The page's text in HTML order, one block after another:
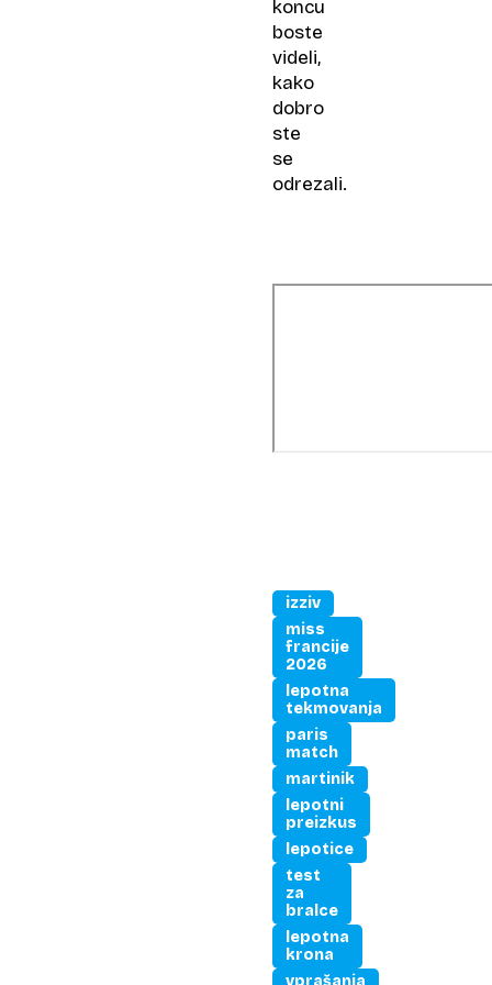
koncu
boste
videli,
kako
dobro
ste
se
odrezali.
izziv
miss
francije
2026
lepotna
tekmovanja
paris
match
martinik
lepotni
preizkus
lepotice
test
za
bralce
lepotna
krona
vprašanja